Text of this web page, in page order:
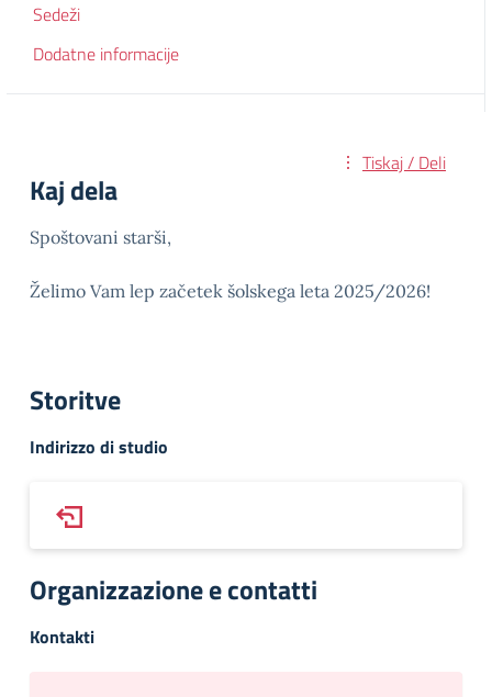
Sedeži
Dodatne informacije
Tiskaj / Deli
Kaj dela
Spoštovani starši,
Želimo Vam lep začetek šolskega leta 2025/2026!
Storitve
Indirizzo di studio
Organizzazione e contatti
Kontakti